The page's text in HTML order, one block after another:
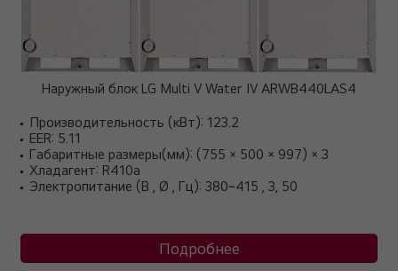
Наружный блок LG Multi V Water IV ARWB440LAS4
Производительность (кВт): 123.2
EER: 5.11
Габаритные размеры(мм): (755 × 500 × 997) × 3
Хладагент: R410a
Электропитание (В , Ø , Гц): 380~415 , 3, 50
Подробнее